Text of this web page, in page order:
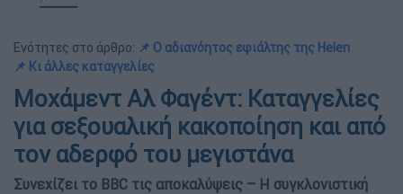
Ενότητες στο άρθρο: 📌 Ο αδιανόητος εφιάλτης της Helen
📌 Κι άλλες καταγγελίες
Μοχάμεντ Αλ Φαγέντ: Καταγγελίες
για σεξουαλική κακοποίηση και από
τον αδερφό του μεγιστάνα
Συνεχίζει το BBC τις αποκαλύψεις – Η συγκλονιστική